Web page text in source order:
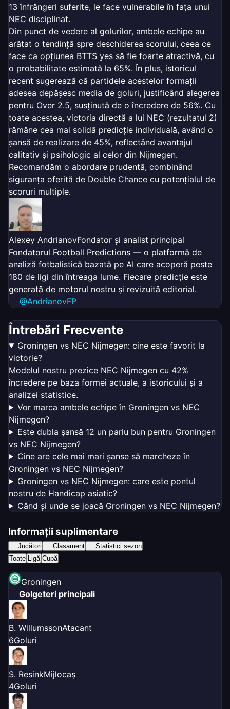
13 înfrângeri suferite, le face vulnerabile în fața unui
NEC disciplinat.
Din punct de vedere al golurilor, ambele echipe au
arătat o tendință spre deschiderea scorului, ceea ce
face ca opțiunea BTTS yes să fie foarte atractivă, cu
o probabilitate estimată la 65%. În plus, istoricul
recent sugerează că partidele acestelor formații
adesea depășesc media de goluri, justificând alegerea
pentru Over 2.5, susținută de o încredere de 56%. Cu
toate acestea, victoria directă a lui NEC (rezultatul 2)
rămâne cea mai solidă predicție individuală, având o
șansă de realizare de 45%, reflectând avantajul
calitativ și psihologic al celor din Nijmegen.
Recomandăm o abordare prudentă, combinând
siguranța oferită de Double Chance cu potențialul de
scoruri multiple.
Alexey AndrianovFondator și analist principal
Fondatorul Football Predictions — o platformă de
analiză fotbalistică bazată pe AI care acoperă peste
180 de ligi din întreaga lume. Fiecare predicție este
generată de motorul nostru și revizuită editorial.
@AndrianovFP
Întrebări Frecvente
Groningen vs NEC Nijmegen: cine este favorit la
victorie?
Modelul nostru prezice NEC Nijmegen cu 42%
încredere pe baza formei actuale, a istoricului și a
analizei statistice.
Vor marca ambele echipe în Groningen vs NEC
Nijmegen?
Este dubla șansă 12 un pariu bun pentru Groningen
vs NEC Nijmegen?
Cine are cele mai mari șanse să marcheze în
Groningen vs NEC Nijmegen?
Groningen vs NEC Nijmegen: care este pontul
nostru de Handicap asiatic?
Când și unde se joacă Groningen vs NEC Nijmegen?
Informații suplimentare
Jucători Clasament
Statistici sezon
Toate Ligă Cupă
Groningen
Golgeteri principali
B. WillumssonAtacant
6Goluri
S. ResinkMijlocaș
4Goluri